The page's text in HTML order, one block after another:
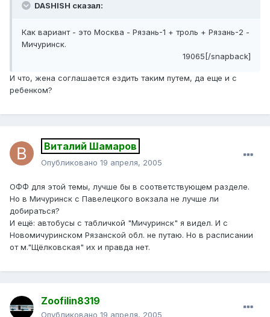
DASHISH сказал:
Как вариант - это Москва - Рязань-1 + троль + Рязань-2 -
Мичуринск.
19065[/snapback]
И что, жена соглашается ездить таким путем, да еще и с
ребенком?
Виталий Шамаров
Опубликовано 19 апреля, 2005
ОФФ для этой темы, лучше бы в соответствующем разделе.
Но в Мичуринск с Павелецкого вокзала не лучше ли
добираться?
И ещё: автобусы с табличкой "Мичуринск" я видел. И с
Новомичуринском Рязанской обл. не путаю. Но в расписании
от м."Щёлковская" их и правда нет.
Zoofilin8319
Опубликовано 19 апреля, 2005